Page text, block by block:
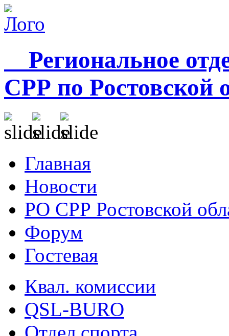
Региональное
СРР по Ростовской
Главная
Новости
РО СРР Ростовской
Форум
Гостевая
Квал. комиссии
QSL-BURO